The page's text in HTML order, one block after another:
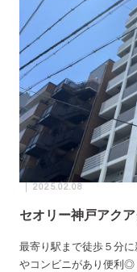
2025.02.08
セオリー神戸アクア
最寄り駅まで徒歩５分
やコンビニがあり便利